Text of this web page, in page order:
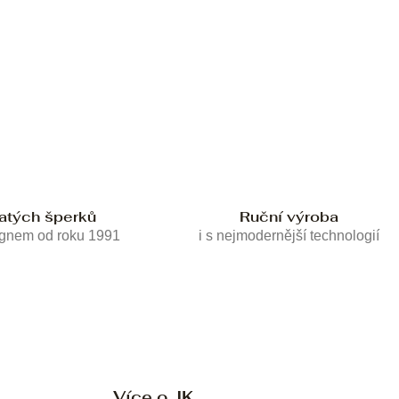
šperků
od roku 1991
Ruční výroba
i s nejmodernější technologií